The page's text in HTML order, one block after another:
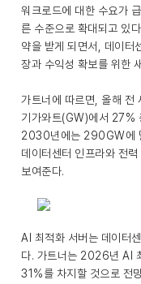
워크로드에 대한 수요가
른 수준으로 확대되고 있
약을 받게 되면서, 데이터
장과 수익성 확보를 위한
가트너에 따르면, 올해
기가와트(GW)에서 27%
2030년에는 290GW에
데이터센터 인프라와 전
보여준다.
AI 최적화 서버는 데이터
다. 가트너는 2026년 AI
31%를 차지할 것으로 전